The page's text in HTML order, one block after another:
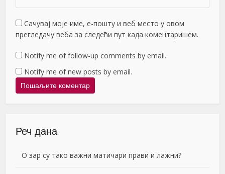
Сачувај моје име, е-пошту и веб место у овом
прегледачу веба за следећи пут када коментаришем.
Notify me of follow-up comments by email.
Notify me of new posts by email.
Реч дана
О зар су тако важни матичари прави и лажни?